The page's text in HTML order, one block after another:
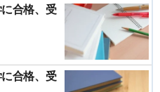
合格、受
合格、受